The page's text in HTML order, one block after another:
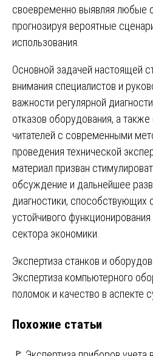
своевременно выявляя любые
прогнозируя вероятные
использования.
Основной задачей настоящей
внимания специалистов и
важности регулярной
отказов оборудования, а
читателей с современными
проведения технической
материал призван
обсуждение и дальнейшее
диагностики, способствующих
устойчивого
сектора экономики.
Навигация
по
Экспертиза станков и
Экспертиза компьютерного
поломок и качество в аспекте
Похожие статьи